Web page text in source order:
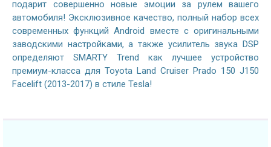
подарит совершенно новые эмоции за рулем вашего
автомобиля! Эксклюзивное качество, полный набор всех
современных функций Android вместе с оригинальными
заводскими настройками, а также усилитель звука DSP
определяют SMARTY Trend как лучшее устройство
премиум-класса для Toyota Land Cruiser Prado 150 J150
Facelift (2013-2017) в стиле Tesla!